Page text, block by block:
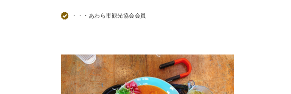
・・・あわら市観光協会会員